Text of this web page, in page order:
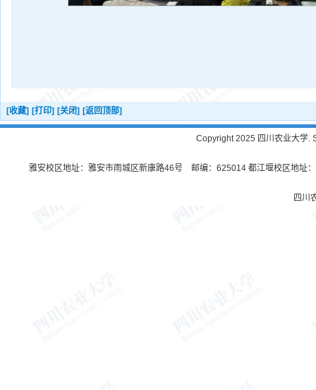
[收藏] [打印] [关闭] [返回顶部]
Copyright 2025 四川农业大学.
雅安校区地址：雅安市雨城区新康路46号 邮编：625014 都江堰校区地址
四川